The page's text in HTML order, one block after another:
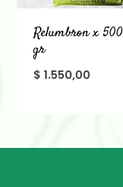
Relumbron x 500
gr
$ 1.550,00